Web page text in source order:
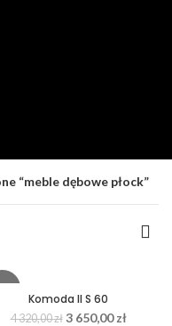
“meble dębowe płock”
Komoda II S 60
4 320,00zł 3 650,00zł